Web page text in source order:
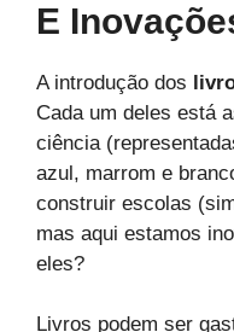
E
A introdução dos
Cada um deles está
ciência
azul, marrom e
construir escolas
mas aqui estamos
eles?
Livros podem ser